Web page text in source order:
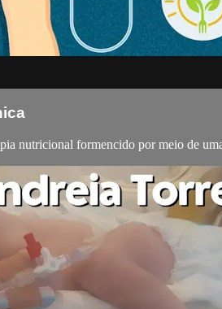
nutricional formencido por meio de